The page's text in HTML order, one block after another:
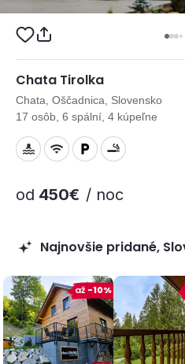
Chata Tirolka
Chata, Oščadnica, Slovensko
17 osôb, 6 spální, 4 kúpeľne
od 450€ / noc
Najnovšie pridané,
až -10%